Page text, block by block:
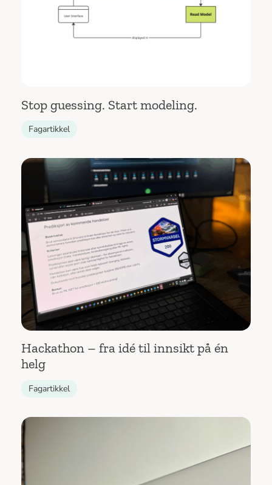
Stop guessing. Start modeling.
Fagartikkel
Hackathon – fra idé til innsikt på én
helg
Fagartikkel